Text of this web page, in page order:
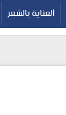
العناية بالشعر